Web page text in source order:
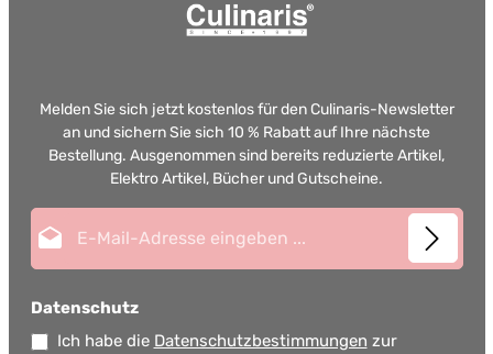
Melden Sie sich jetzt kostenlos für den Culinaris-Newsletter
an und sichern Sie sich 10 % Rabatt auf Ihre nächste
Bestellung. Ausgenommen sind bereits reduzierte Artikel,
Elektro Artikel, Bücher und Gutscheine.
Datenschutz
Ich habe die Datenschutzbestimmungen zur